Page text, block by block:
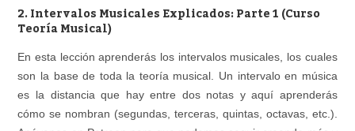
Área personal Reproductor
2. Intervalos Musicales Explicados: Parte 1 (Curso
Teoría Musical)
En esta lección aprenderás los intervalos musicales, los cuales
son la base de toda la teoría musical. Un intervalo en música
es la distancia que hay entre dos notas y aquí aprenderás
cómo se nombran (segundas, terceras, quintas, octavas, etc.).